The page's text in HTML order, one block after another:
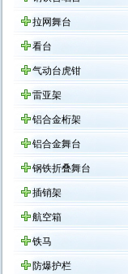
拉网舞台
看台
气动台虎钳
雷亚架
铝合金桁架
铝合金舞台
钢铁折叠舞台
插销架
航空箱
铁马
防爆护栏